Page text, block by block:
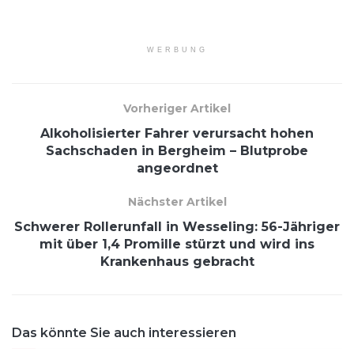
WERBUNG
Vorheriger Artikel
Alkoholisierter Fahrer verursacht hohen
Sachschaden in Bergheim – Blutprobe
angeordnet
Nächster Artikel
Schwerer Rollerunfall in Wesseling: 56-Jähriger
mit über 1,4 Promille stürzt und wird ins
Krankenhaus gebracht
Das könnte Sie auch interessieren